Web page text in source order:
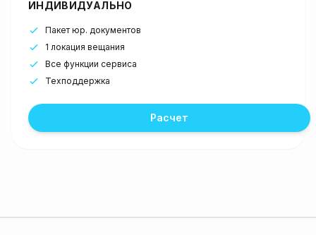
ИНДИВИДУАЛЬНО
Пакет юр. документов
1 локация вещания
Все функции сервиса
Техподдержка
Расчет